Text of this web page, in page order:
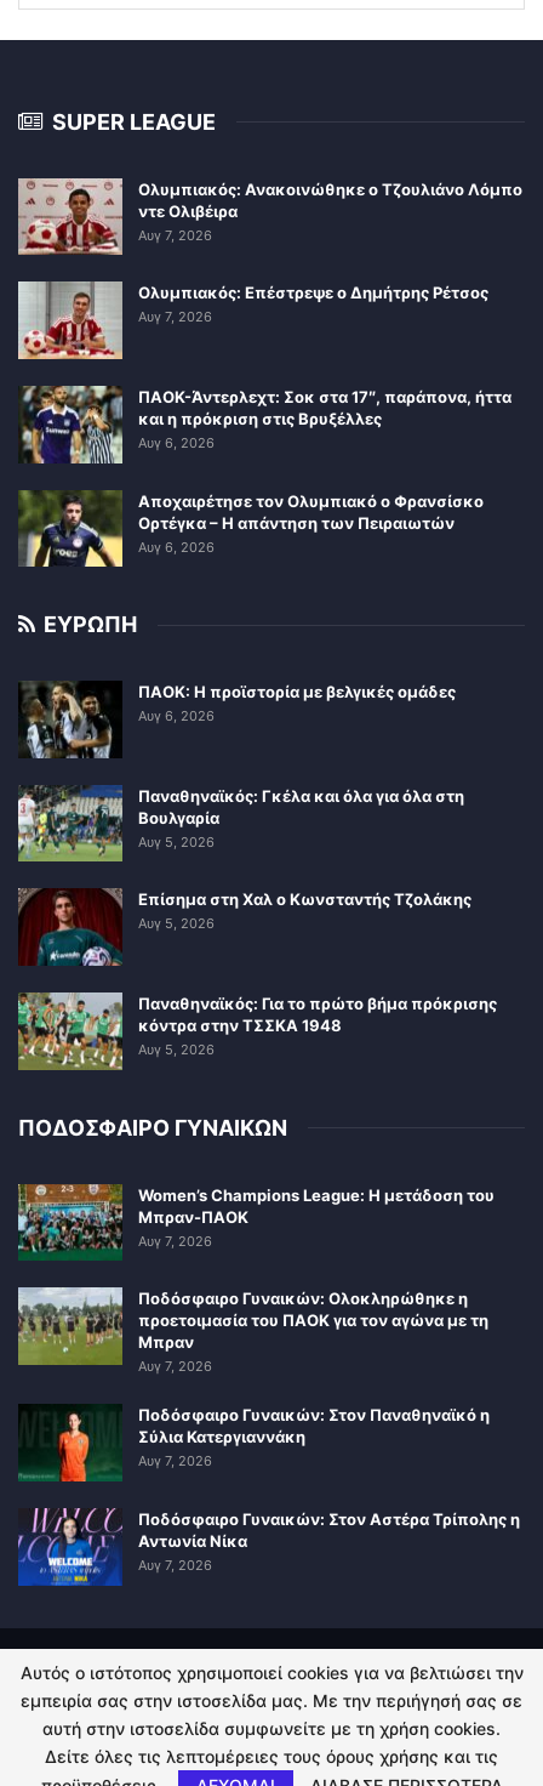
SUPER LEAGUE
Ολυμπιακός: Ανακοινώθηκε ο Τζουλιάνο Λόμπο
ντε Ολιβέιρα
Αυγ 7, 2026
Ολυμπιακός: Επέστρεψε ο Δημήτρης Ρέτσος
Αυγ 7, 2026
ΠΑΟΚ-Άντερλεχτ: Σοκ στα 17″, παράπονα, ήττα
και η πρόκριση στις Βρυξέλλες
Αυγ 6, 2026
Αποχαιρέτησε τον Ολυμπιακό ο Φρανσίσκο
Ορτέγκα – Η απάντηση των Πειραιωτών
Αυγ 6, 2026
ΕΥΡΩΠΗ
ΠΑΟΚ: Η προϊστορία με βελγικές ομάδες
Αυγ 6, 2026
Παναθηναϊκός: Γκέλα και όλα για όλα στη
Βουλγαρία
Αυγ 5, 2026
Επίσημα στη Χαλ ο Κωνσταντής Τζολάκης
Αυγ 5, 2026
Παναθηναϊκός: Για το πρώτο βήμα πρόκρισης
κόντρα στην ΤΣΣΚΑ 1948
Αυγ 5, 2026
ΠΟΔΟΣΦΑΙΡΟ ΓΥΝΑΙΚΩΝ
Women’s Champions League: Η μετάδοση του
Μπραν-ΠΑΟΚ
Αυγ 7, 2026
Ποδόσφαιρο Γυναικών: Ολοκληρώθηκε η
προετοιμασία του ΠΑΟΚ για τον αγώνα με τη
Μπραν
Αυγ 7, 2026
Ποδόσφαιρο Γυναικών: Στον Παναθηναϊκό η
Σύλια Κατεργιαννάκη
Αυγ 7, 2026
Ποδόσφαιρο Γυναικών: Στον Αστέρα Τρίπολης η
Αντωνία Νίκα
Αυγ 7, 2026
ΠΟΛΙΤΙΚΗ ΑΠΟΡΡΗΤΟΥ ΕΠΙΚΟΙΝΩΝΙΑ
© 2026 - Kingsport.gr. All Rights Reserved.
Αυτός ο ιστότοπος χρησιμοποιεί cookies για να βελτιώσει την
εμπειρία σας στην ιστοσελίδα μας. Με την περιήγησή σας σε
αυτή στην ιστοσελίδα συμφωνείτε με τη χρήση cookies.
Δείτε όλες τις λεπτομέρειες τους όρους χρήσης και τις